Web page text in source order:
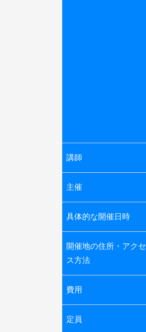
講師
主催
具体的な開催日時
開催地の住所・アクセ
ス方法
費用
定員